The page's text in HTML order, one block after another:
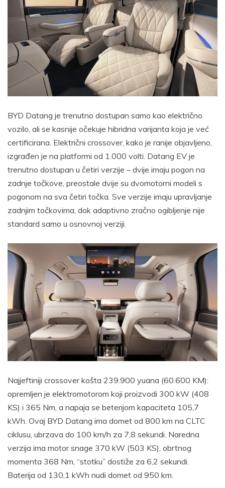
BYD Datang je trenutno dostupan samo kao električno
vozilo, ali se kasnije očekuje hibridna varijanta koja je već
certificirana. Električni crossover, kako je ranije objavljeno,
izgrađen je na platformi od 1.000 volti. Datang EV je
trenutno dostupan u četiri verzije – dvije imaju pogon na
zadnje točkove, preostale dvije su dvomotorni modeli s
pogonom na sva četiri točka. Sve verzije imaju upravljanje
zadnjim točkovima, dok adaptivno zračno ogibljenje nije
standard samo u osnovnoj verziji.
Najjeftiniji crossover košta 239.900 yuana (60.600 KM):
opremljen je elektromotorom koji proizvodi 300 kW (408
KS) i 365 Nm, a napaja se beterijom kapaciteta 105,7
kWh. Ovaj BYD Datang ima domet od 800 km na CLTC
ciklusu, ubrzava do 100 km/h za 7,8 sekundi. Naredna
verzija ima motor snage 370 kW (503 KS), obrtnog
momenta 368 Nm, “stotku” dostiže za 6,2 sekundi.
Baterija od 130,1 kWh nudi domet od 950 km.